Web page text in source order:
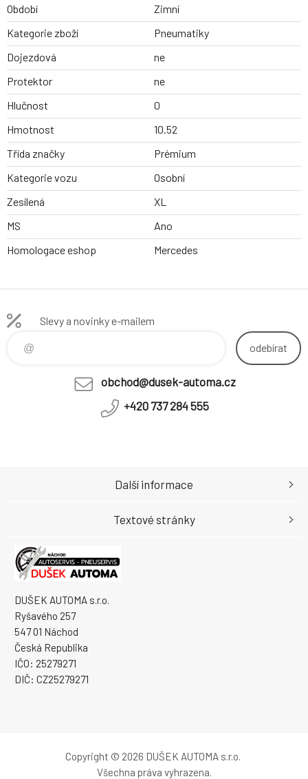
Období
Zimní
Kategorie zboží
Pneumatiky
Dojezdová
ne
Protektor
ne
Hlučnost
0
Hmotnost
10.52
Třída značky
Prémium
Kategorie vozu
Osobní
Zesílená
XL
MS
Ano
Homologace eshop
Mercedes
Slevy a novinky e-mailem
odebírat
obchod@dusek-automa.cz
+420 737 284 555
DUŠEK AUTOMA s.r.o.
Ryšavého 257
547 01 Náchod
Česká Republika
IČO: 25279271
DIČ: CZ25279271
Další informace
Textové stránky
Copyright © 2026 DUŠEK AUTOMA s.r.o.
Všechna práva vyhrazena.